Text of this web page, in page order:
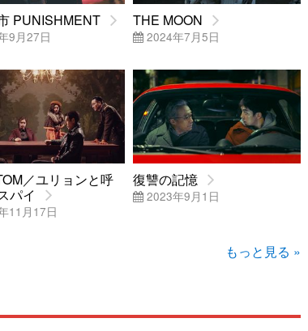
PUNISHMENT
9月27日
THE MOON
2024年7月5日
／ユリョンと呼
パイ
11月17日
復讐の記憶
2023年9月1日
もっと見る »